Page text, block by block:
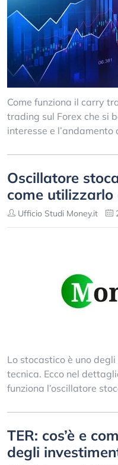
Come funziona il carry
trading sul Forex che si
interesse e
Oscillatore
come
Ufficio Studi Money.it
Lo stocastico è uno
tecnica. Ecco nel
funziona l’oscillatore
TER: cos’è e
degli